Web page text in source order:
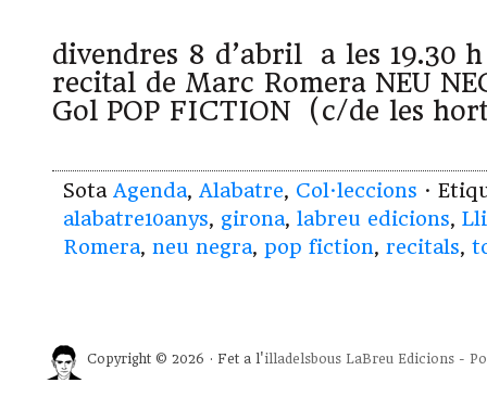
divendres 8 d’abril a les 19.30
recital de Marc Romera NEU
Gol POP FICTION (c/de les
Sota Agenda, Alabatre, Col·leccions ·
alabatre10anys, girona, labreu edicions,
Romera, neu negra, pop fiction, recitals,
Copyright © 2026 · Fet a l'illadelsbous LaBreu Edicions -